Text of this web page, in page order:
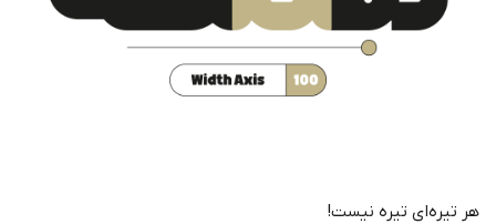
هر تیره‌ای تیره نیست!